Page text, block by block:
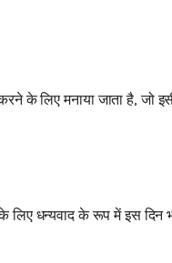
के लिए मनाया जाता है, जो
के लिए धन्यवाद के रूप में इस